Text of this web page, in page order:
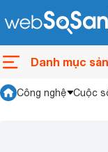
Danh mục
Công nghệ Cuộc